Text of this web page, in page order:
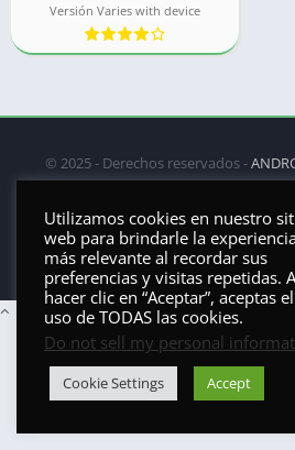
Versión Varies with device
© 2025 - Derechos reservados -
privacidad/Política de Cookies/DMCA
aplicación
Utilizamos cookies en nuestro
web para brindarle la
más relevante al recordar sus
preferencias y visitas repetidas.
hacer clic en “Aceptar”, aceptas el
uso de TODAS las cookies.
Do not sell my personal
Cookie Settings Accept